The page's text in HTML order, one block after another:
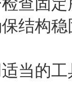
结构稳
的工